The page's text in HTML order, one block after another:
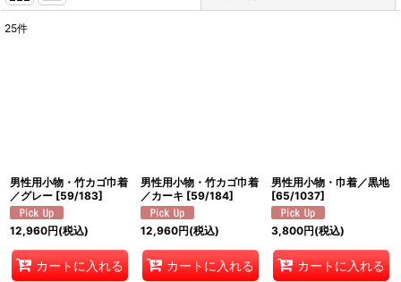
絞り込む
25件
男性用小物・竹カゴ巾着
／グレー [59/183]
12,960円(税込)
カートに入れる
男性用小物・竹カゴ巾着
／カーキ [59/184]
12,960円(税込)
カートに入れる
男性用小物・巾着／黒地
[65/1037]
3,800円(税込)
カートに入れる